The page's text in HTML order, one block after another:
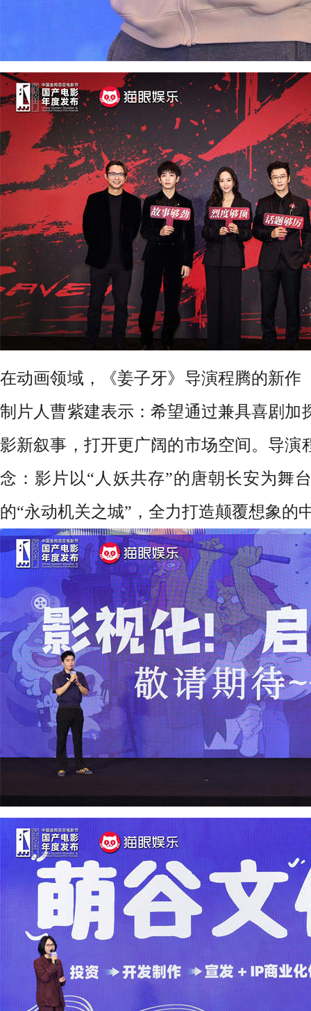
在动画领域，《姜子牙》导演程腾的新作
制片人曹紫建表示：希望通过兼具喜剧加
影新叙事，打开更广阔的市场空间。导演
念：影片以“人妖共存”的唐朝长安为舞
的“永动机关之城”，全力打造颠覆想象的